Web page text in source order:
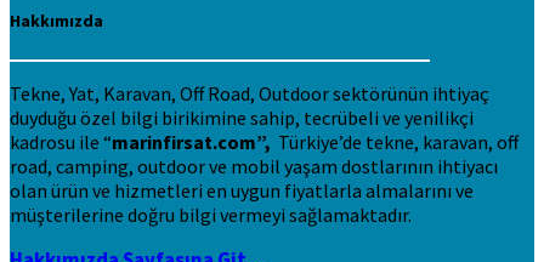
Hakkımızda
Tekne, Yat, Karavan, Off Road, Outdoor sektörünün ihtiyaç
duyduğu özel bilgi birikimine sahip, tecrübeli ve yenilikçi
kadrosu ile “marinfirsat.com”, Türkiye’de tekne, karavan, off
road, camping, outdoor ve mobil yaşam dostlarının ihtiyacı
olan ürün ve hizmetleri en uygun fiyatlarla almalarını ve
müşterilerine doğru bilgi vermeyi sağlamaktadır.